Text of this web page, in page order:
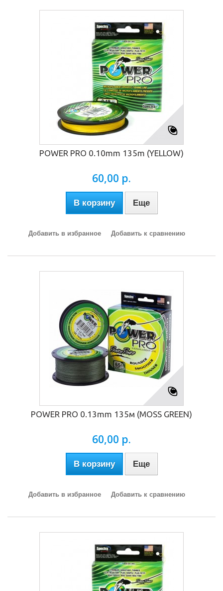
POWER PRO 0.10mm 135m (YELLOW)
60,00 р.
В корзину Еще
Добавить в избранное Добавить к сравнению
POWER PRO 0.13mm 135м (MOSS GREEN)
60,00 р.
В корзину Еще
Добавить в избранное Добавить к сравнению